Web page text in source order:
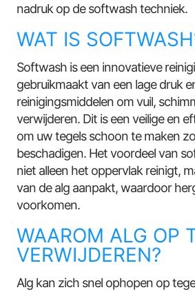
nadruk op de softwash techniek.
WAT IS
Softwash is een innovatieve
gebruikmaakt van een lage druk
reinigingsmiddelen om vuil,
verwijderen. Dit is een veilige en
om uw tegels schoon te maken
beschadigen. Het voordeel van
niet alleen het oppervlak reinigt,
van de alg aanpakt, waardoor
voorkomen.
WAAROM ALG OP
VERWIJDEREN?
Alg kan zich snel ophopen op